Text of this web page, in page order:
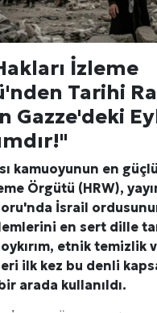
İzleme
Tarihi
Gazze'deki
kamuoyunun en
Örgütü (HRW),
İsrail
en sert dille
etnik temizlik
ilk kez bu denli
arada kullanıldı.
Seçimi ve Pişirme
Alanlar İçin Oval Hava